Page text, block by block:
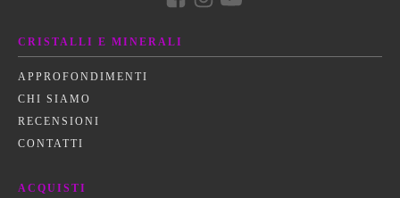
CRISTALLI E MINERALI
APPROFONDIMENTI
CHI SIAMO
RECENSIONI
CONTATTI
ACQUISTI